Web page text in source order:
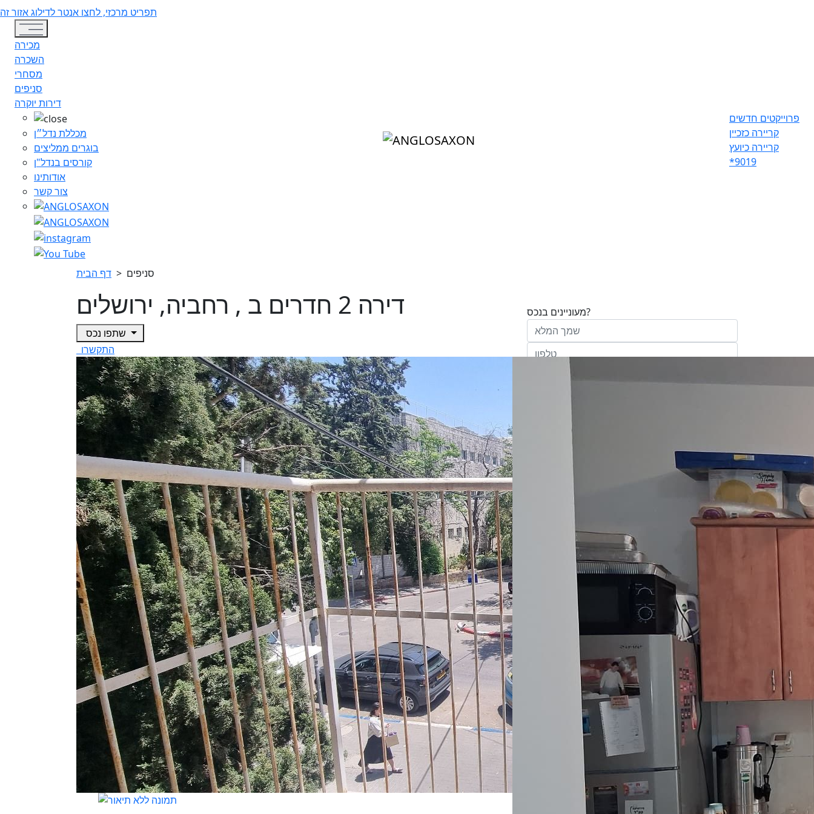
תפריט מרכזי, לחצו אנטר לדילוג אזור זה
Toggle navigation
מכירה
השכרה
מסחרי
סניפים
דירות יוקרה
מכללת נדל״ן
בוגרים ממליצים
קורסים בנדל"ן
אודותינו
צור קשר
פרוייקטים חדשים
קריירה כזכיין
קריירה כיועץ
*9019
דף הבית > סניפים
דירה 2 חדרים ב , רחביה, ירושלים
התקשרו
מעוניינים בנכס?
ופרסומת כהגדרתם בחוק וכן, שפרטיי האישיים
יישמרו במאגריה וישמשו אותה לשליחת מידע ולקידום
פעילותיה, לרבות אך לא רק, לעריכת ניתוח מידע
למדיניות הפרטיות של החברה.